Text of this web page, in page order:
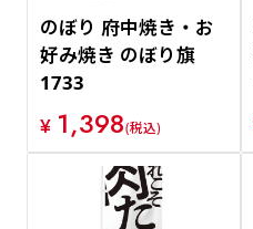
のぼり 府中焼き・お
好み焼き のぼり旗
1733
¥ 1,398(税込)